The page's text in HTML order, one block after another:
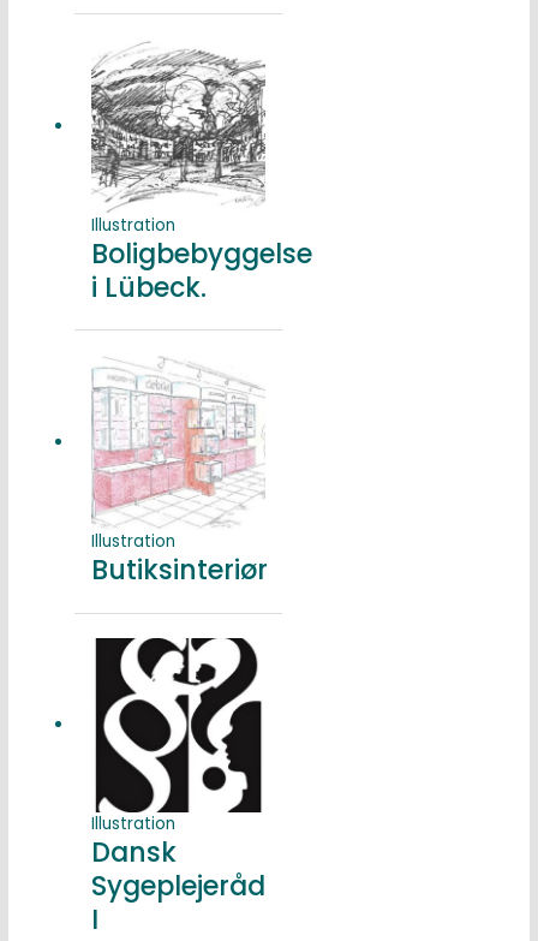
Illustration
Boligbebyggelse
i Lübeck.
Illustration
Butiksinteriør
Illustration
Dansk
Sygeplejeråd
I